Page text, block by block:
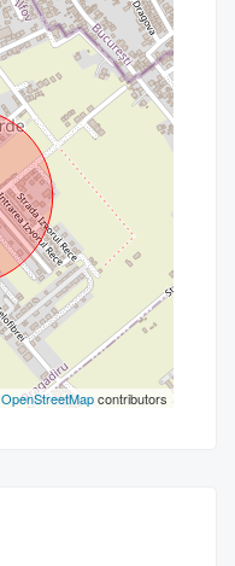
OpenStreetMapcontributors